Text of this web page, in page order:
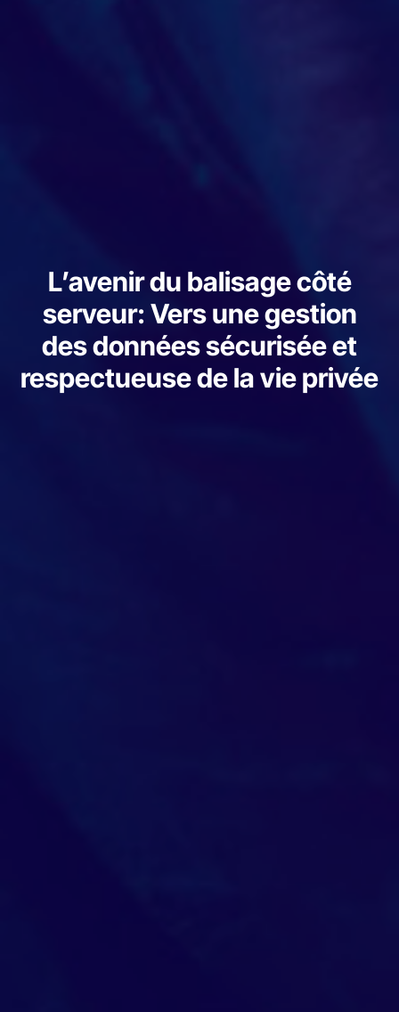
L’avenir du balisage côté
serveur: Vers une gestion
des données sécurisée et
respectueuse de la vie privée